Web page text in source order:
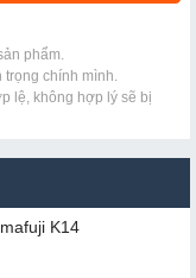
phẩm.
trọng chính mình.
lệ, không hợp lý sẽ bị
K14